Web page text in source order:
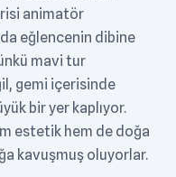
animatör
eğlencenin dibine
mavi tur
gemi içerisinde
bir yer kaplıyor.
estetik hem de doğa
kavuşmuş oluyorlar.